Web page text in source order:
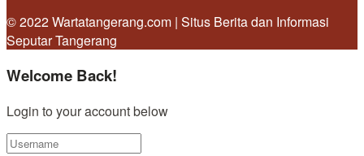
© 2022 Wartatangerang.com | Situs Berita dan Informasi
Seputar Tangerang
Welcome Back!
Login to your account below